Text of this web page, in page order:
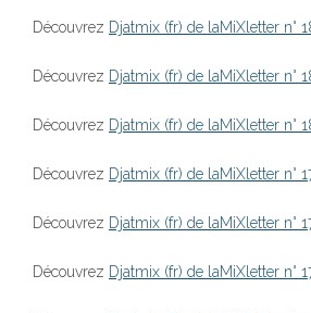
Découvrez Djatmix (fr) de laMiXletter n°
Découvrez Djatmix (fr) de laMiXletter n°
Découvrez Djatmix (fr) de laMiXletter n°
Découvrez Djatmix (fr) de laMiXletter n°
Découvrez Djatmix (fr) de laMiXletter n°
Découvrez Djatmix (fr) de laMiXletter n°